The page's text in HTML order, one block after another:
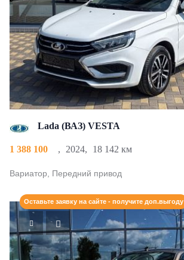
Lada (ВАЗ) VESTA
1 388 100 , 2024, 18 142 км
Вариатор, Передний привод
Оставьте заявку на сайте - получите доп.выгоду